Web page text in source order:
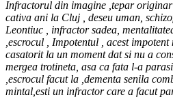
Infractorul din imagine ,tepar
cativa ani la Cluj , deseu uman,
Leontiuc , infractor sadea,
,escrocul , Impotentul , acest
casatorit la un moment dat si nu a
mergea trotineta, asa ca fata l-a
,escrocul facut la ,dementa senila
mintal,esti un infractor care a facut